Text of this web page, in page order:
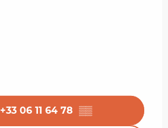
+33 06 11 64 78 ▒▒